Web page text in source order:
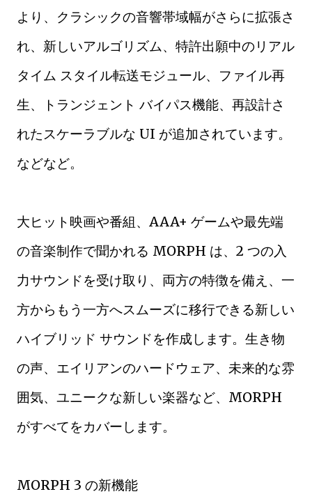
より、クラシックの音響帯域幅がさらに拡張さ
れ、新しいアルゴリズム、特許出願中のリアル
タイム スタイル転送モジュール、ファイル再
生、トランジェント バイパス機能、再設計さ
れたスケーラブルな UI が追加されています。
などなど。
大ヒット映画や番組、AAA+ ゲームや最先端
の​​音楽制作で聞かれる MORPH は、2 つの入
力サウンドを受け取り、両方の特徴を備え、一
方からもう一方へスムーズに移行できる新しい
ハイブリッド サウンドを作成します。生き物
の声、エイリアンのハードウェア、未来的な雰
囲気、ユニークな新しい楽器など、MORPH
がすべてをカバーします。
MORPH 3 の新機能